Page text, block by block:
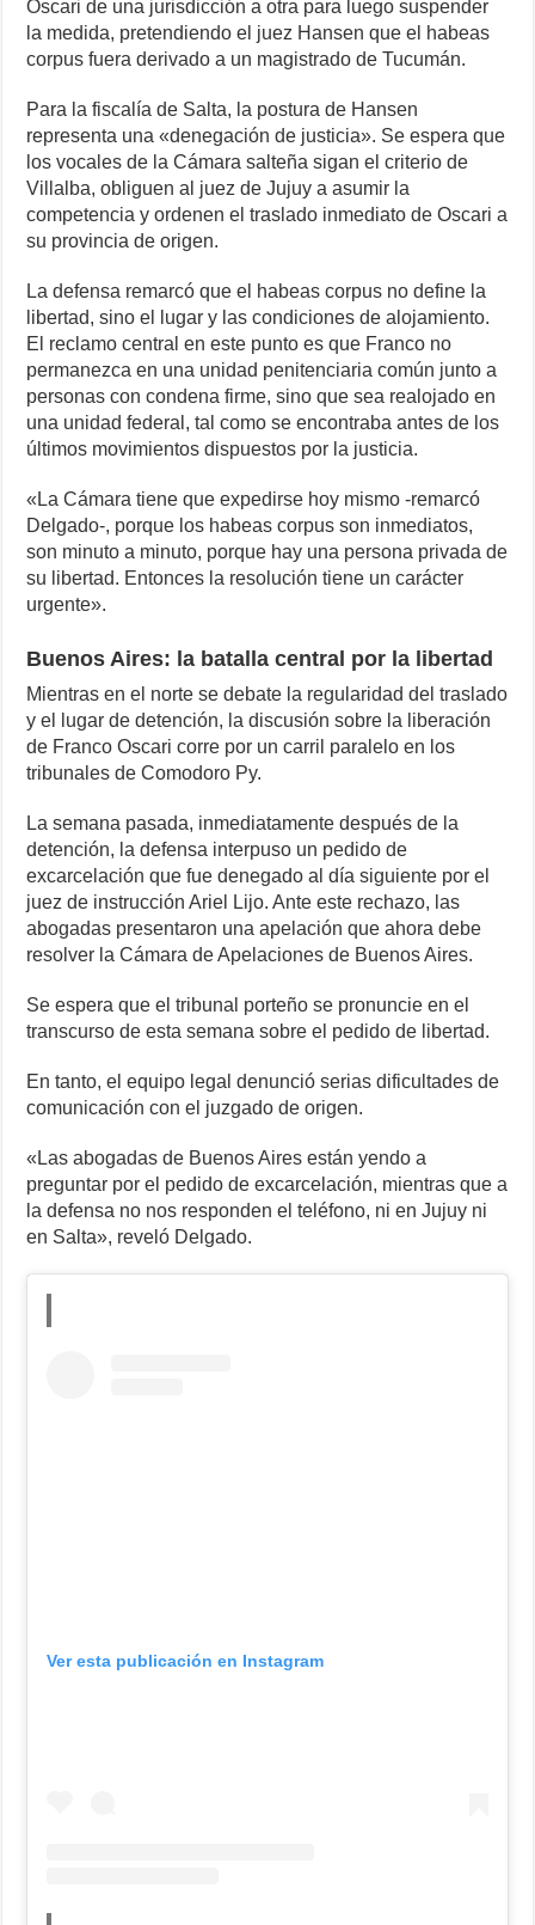
Oscari de una jurisdicción a otra para luego suspender
la medida, pretendiendo el juez Hansen que el habeas
corpus fuera derivado a un magistrado de Tucumán.
Para la fiscalía de Salta, la postura de Hansen
representa una «denegación de justicia». Se espera que
los vocales de la Cámara salteña sigan el criterio de
Villalba, obliguen al juez de Jujuy a asumir la
competencia y ordenen el traslado inmediato de Oscari a
su provincia de origen.
La defensa remarcó que el habeas corpus no define la
libertad, sino el lugar y las condiciones de alojamiento.
El reclamo central en este punto es que Franco no
permanezca en una unidad penitenciaria común junto a
personas con condena firme, sino que sea realojado en
una unidad federal, tal como se encontraba antes de los
últimos movimientos dispuestos por la justicia.
«La Cámara tiene que expedirse hoy mismo -remarcó
Delgado-, porque los habeas corpus son inmediatos,
son minuto a minuto, porque hay una persona privada de
su libertad. Entonces la resolución tiene un carácter
urgente».
Buenos Aires: la batalla central por la libertad
Mientras en el norte se debate la regularidad del traslado
y el lugar de detención, la discusión sobre la liberación
de Franco Oscari corre por un carril paralelo en los
tribunales de Comodoro Py.
La semana pasada, inmediatamente después de la
detención, la defensa interpuso un pedido de
excarcelación que fue denegado al día siguiente por el
juez de instrucción Ariel Lijo. Ante este rechazo, las
abogadas presentaron una apelación que ahora debe
resolver la Cámara de Apelaciones de Buenos Aires.
Se espera que el tribunal porteño se pronuncie en el
transcurso de esta semana sobre el pedido de libertad.
En tanto, el equipo legal denunció serias dificultades de
comunicación con el juzgado de origen.
«Las abogadas de Buenos Aires están yendo a
preguntar por el pedido de excarcelación, mientras que a
la defensa no nos responden el teléfono, ni en Jujuy ni
en Salta», reveló Delgado.
Ver esta publicación en Instagram